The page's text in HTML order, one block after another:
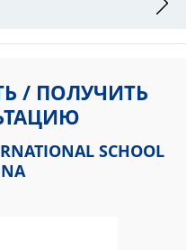
/ ПОЛУЧИТЬ
SCHOOL